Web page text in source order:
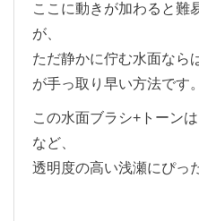
ここに動きが加わると難
が、
ただ静かに佇む水面なら
が手っ取り早い方法です。
この水面ブラシ+トーンは
など、
透明度の高い浅瀬にぴっ